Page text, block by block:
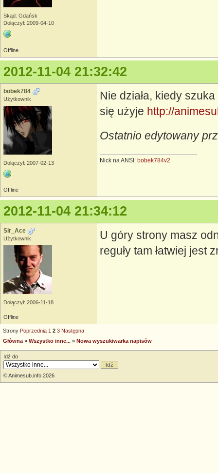
Skąd: Gdańsk
Dołączył: 2009-04-10
Offline
2012-11-04 21:32:42
bobek784
Użytkownik
Dołączył: 2007-02-13
Nie działa, kiedy
się użyje http://
Ostatnio edytowany
Nick na ANSI: bobek784v2
Offline
2012-11-04 21:34:12
Sir_Ace
Użytkownik
Dołączył: 2006-11-18
U góry strony masz
reguły tam łatwiej jest
Offline
Strony Poprzednia 1 2 3 Następna
Główna » Wszystko inne... » Nowa wyszukiwarka napisów
Idź do
© Animesub.info 2026